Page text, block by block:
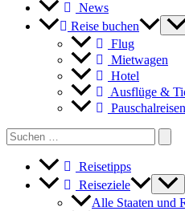
News
Reise buchen
Flug
Mietwagen
Hotel
Ausflüge &
Pauschalreisen
Search
for:
Reisetipps
Reiseziele
Alle Staaten und